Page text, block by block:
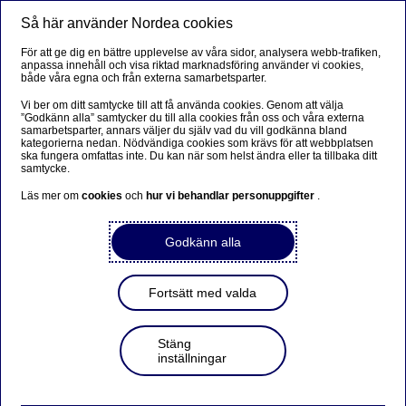
BankID på fil
BankID på fil är en e-legitimation som lagras i din dator.
Här får du som företagskund hjälp med att komma igång.
Bli företagskund
Digitala tjänster
Så här kommer du igång med
BankID på fil
Så här använder Nordea cookies
För att ge dig en bättre upplevelse av våra sidor, analysera webb-trafiken,
anpassa innehåll och visa riktad marknadsföring använder vi cookies,
både våra egna och från externa samarbetsparter.
Vi ber om ditt samtycke till att få använda cookies. Genom att välja
”Godkänn alla” samtycker du till alla cookies från oss och våra externa
samarbetsparter, annars väljer du själv vad du vill godkänna bland
kategorierna nedan. Nödvändiga cookies som krävs för att webbplatsen
ska fungera omfattas inte. Du kan när som helst ändra eller ta tillbaka ditt
samtycke.
Läs mer omcookiesoch hur vi behandlar personuppgifter .
Godkänn alla
Fortsätt med valda
Stäng
inställningar